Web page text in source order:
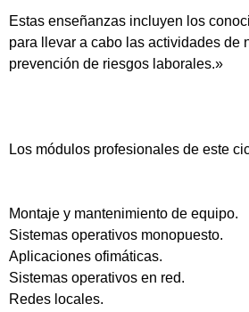
Estas enseñanzas incluyen los
para llevar a cabo las actividades de
prevención de riesgos laborales.»
Los módulos profesionales de este
Montaje y mantenimiento de equipo.
Sistemas operativos monopuesto.
Aplicaciones ofimáticas.
Sistemas operativos en red.
Redes locales.